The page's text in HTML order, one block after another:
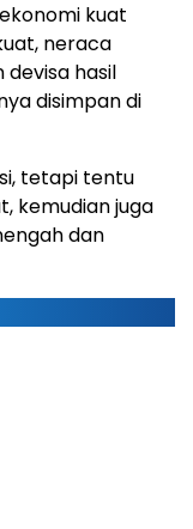
kuat
neraca
devisa hasil
disimpan di
tetapi tentu
kemudian juga
dan